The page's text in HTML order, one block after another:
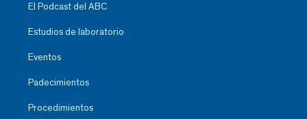
El Podcast del ABC
Estudios de laboratorio
Eventos
Padecimientos
Procedimientos